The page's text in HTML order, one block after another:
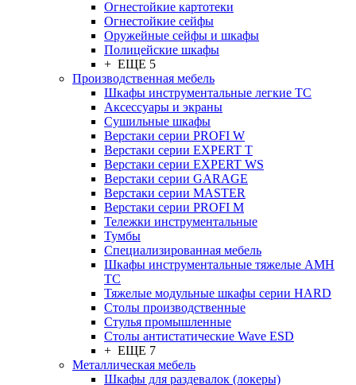
Огнестойкие картотеки
Огнестойкие сейфы
Оружейные сейфы и шкафы
Полицейские шкафы
+ ЕЩЕ 5
Производственная мебель
Шкафы инструментальные легкие ТС
Аксессуары и экраны
Cушильные шкафы
Верстаки серии PROFI W
Верстаки серии EXPERT T
Верстаки серии EXPERT WS
Верстаки серии GARAGE
Верстаки серии MASTER
Верстаки серии PROFI M
Тележки инструментальные
Тумбы
Cпециализированная мебель
Шкафы инструментальные тяжелые AMH
TC
Тяжелые модульные шкафы серии HARD
Столы производственные
Стулья промышленные
Столы антистатические Wave ESD
+ ЕЩЕ 7
Металлическая мебель
Шкафы для раздевалок (локеры)